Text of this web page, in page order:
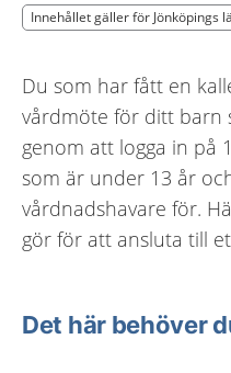
Innehållet gäller för Jönköpings
Innehållet gäller för Jönköpings
Du som har fått en
vårdmöte för ditt barn
genom att logga in på
som är under 13 år
vårdnadshavare för.
gör för att ansluta till
Det här behöver